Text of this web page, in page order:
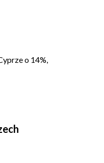
o 14%,